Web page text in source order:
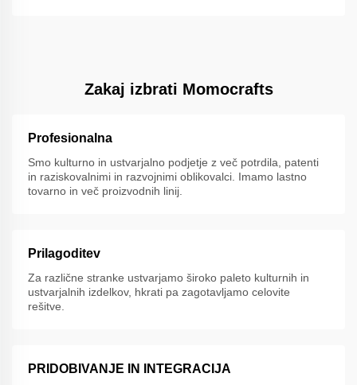
Zakaj izbrati Momocrafts
Profesionalna
Smo kulturno in ustvarjalno podjetje z več potrdila, patenti
in raziskovalnimi in razvojnimi oblikovalci. Imamo lastno
tovarno in več proizvodnih linij.
Prilagoditev
Za različne stranke ustvarjamo široko paleto kulturnih in
ustvarjalnih izdelkov, hkrati pa zagotavljamo celovite
rešitve.
PRIDOBIVANJE IN INTEGRACIJA